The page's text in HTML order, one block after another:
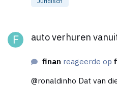
auto verhuren
finan reageerde op
@ronaldinho Dat van die dag factureren had ik